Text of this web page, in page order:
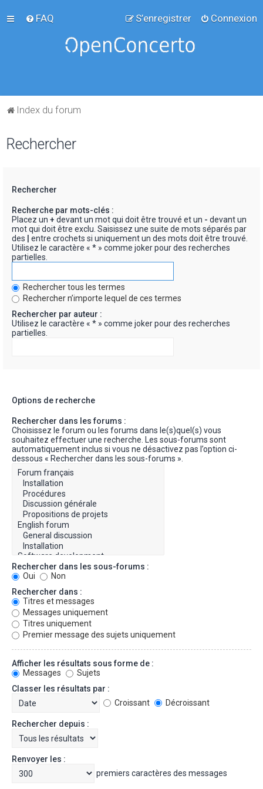
FAQ Connexion
S’enregistrer
Index du forum
Rechercher
Rechercher
Recherche par mots-clés :
Placez un + devant un mot qui doit être trouvé et un - devant un
mot qui doit être exclu. Saisissez une suite de mots séparés par
des
entre crochets si uniquement un des mots doit être trouvé.
Utilisez le caractère « * » comme joker pour des recherches
partielles.
Rechercher tous les termes
Rechercher n’importe lequel de ces termes
Rechercher par auteur :
Utilisez le caractère « * » comme joker pour des recherches
partielles.
Options de recherche
Rechercher dans les forums :
Choisissez le forum ou les forums dans le(s)quel(s) vous
souhaitez effectuer une recherche. Les sous-forums sont
automatiquement inclus si vous ne désactivez pas l’option ci-
dessous « Rechercher dans les sous-forums ».
Rechercher dans les sous-forums :
Oui
Non
Rechercher dans :
Titres et messages
Messages uniquement
Titres uniquement
Premier message des sujets uniquement
Afficher les résultats sous forme de :
Messages
Sujets
Classer les résultats par :
Croissant
Décroissant
Rechercher depuis :
Renvoyer les :
premiers caractères des messages